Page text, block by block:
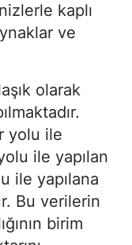
kaplı
ve
olarak
yolu ile
ile yapılan
ile yapılana
Bu verilerin
birim